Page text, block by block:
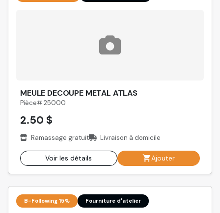
MEULE DECOUPE METAL ATLAS
Pièce# 25000
2.50 $
Ramassage gratuit Livraison à domicile
Voir les détails Ajouter
B-Following 15% Fourniture d'atelier